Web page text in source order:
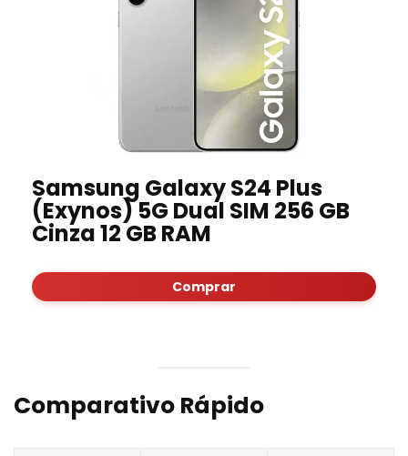
Samsung Galaxy S24 Plus
(Exynos) 5G Dual SIM 256 GB
Cinza 12 GB RAM
Comprar
Comparativo Rápido